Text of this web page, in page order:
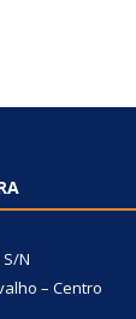
N
– Centro